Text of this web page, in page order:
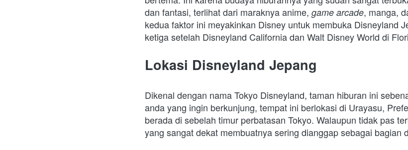
dan fantasi, terlihat dari maraknya anime, game arcade, manga,
kedua faktor ini meyakinkan Disney untuk membuka Disneyland
ketiga setelah Disneyland California dan Walt Disney World di
Lokasi Disneyland Jepang
Dikenal dengan nama Tokyo Disneyland, taman hiburan ini
anda yang ingin berkunjung, tempat ini berlokasi di Urayasu,
berada di sebelah timur perbatasan Tokyo. Walaupun tidak pas
yang sangat dekat membuatnya sering dianggap sebagai bagian